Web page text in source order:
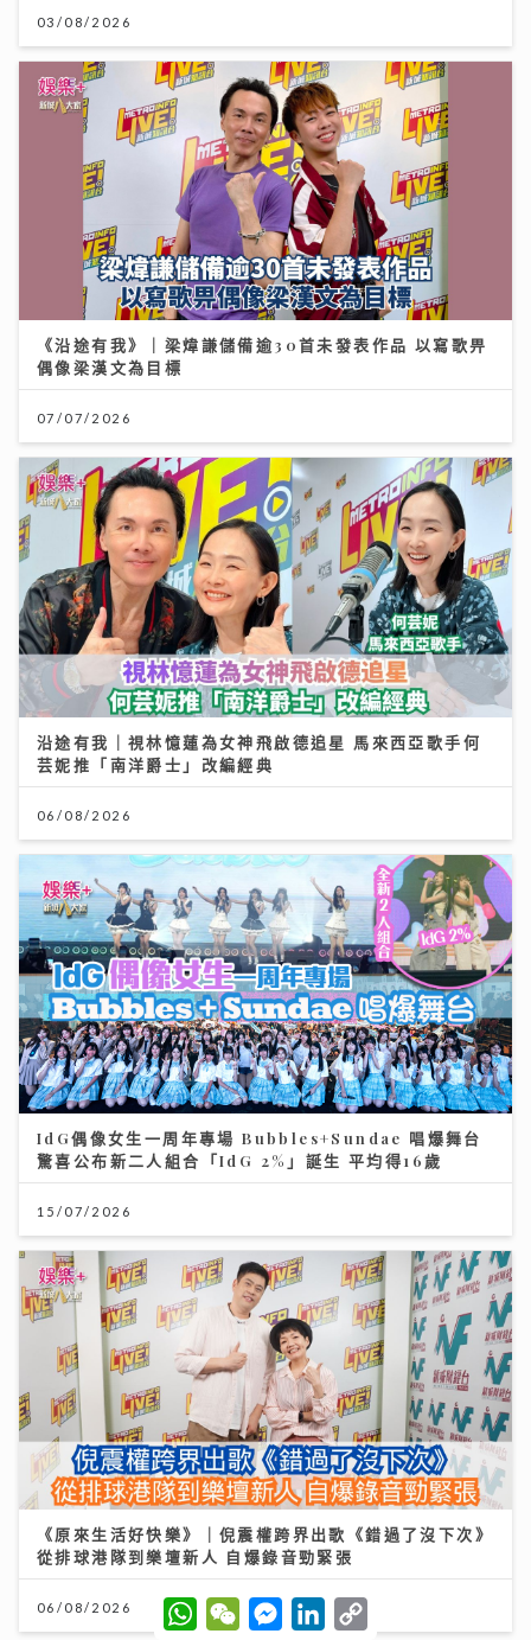
03/08/2026
《沿途有我》｜梁煒謙儲備逾30首未發表作品 以寫歌畀
偶像梁漢文為目標
07/07/2026
沿途有我｜視林憶蓮為女神飛啟德追星 馬來西亞歌手何
芸妮推「南洋爵士」改編經典
06/08/2026
IdG偶像女生一周年專場 Bubbles+Sundae 唱爆舞台
驚喜公布新二人組合「IdG 2%」誕生 平均得16歲
15/07/2026
《原來生活好快樂》｜倪震權跨界出歌《錯過了沒下次》
從排球港隊到樂壇新人 自爆錄音勁緊張
06/08/2026
W
h
W
e
M
e
L